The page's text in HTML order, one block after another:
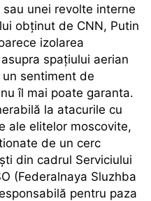
unei revolte interne
obținut de CNN, Putin
izolarea
spațiului aerian
sentiment de
îl mai poate garanta.
la atacurile cu
ale elitelor moscovite,
de un cerc
din cadrul Serviciului
(Federalnaya Sluzhba
pentru paza